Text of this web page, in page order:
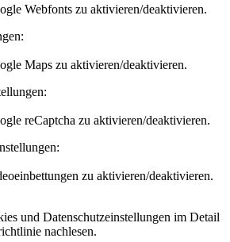
Webfonts zu aktivieren/deaktivieren.
Maps zu aktivieren/deaktivieren.
reCaptcha zu aktivieren/deaktivieren.
zu aktivieren/deaktivieren.
und Datenschutzeinstellungen im Detail
nachlesen.